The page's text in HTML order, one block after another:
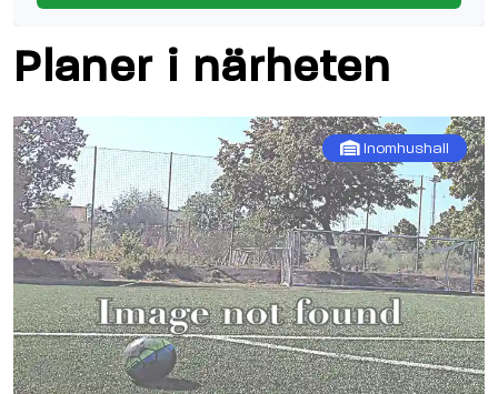
Planer i närheten
Inomhushall